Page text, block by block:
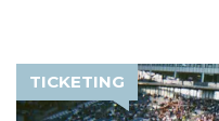
TICKETING